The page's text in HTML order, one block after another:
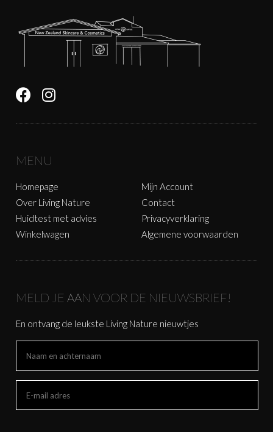
MENU
Homepage
Over Living Nature
Huidtest met advies
Winkelwagen
Mijn Account
Contact
Privacyverklaring
Algemene voorwaarden
MELD JE AAN VOOR DE NIEUWSBRIEF!
En ontvang de leukste Living Nature nieuwtjes